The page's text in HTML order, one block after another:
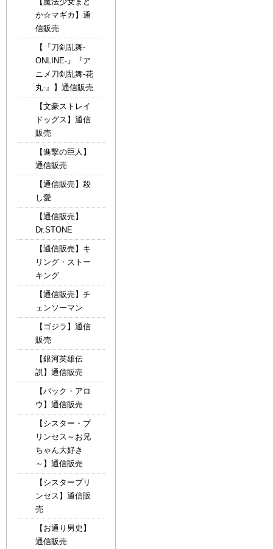
か☆マギカ】通
信販売
【『刀剣乱舞-
ONLINE-』『ア
ニメ刀剣乱舞-花
丸-』】通信販売
【文豪ストレイ
ドッグス】通信
販売
【進撃の巨人】
通信販売
【通信販売】殺
し愛
【通信販売】
Dr.STONE
【通信販売】キ
リング・ストー
キング
【通信販売】チ
ェンソーマン
【ゴジラ】通信
販売
【銀河英雄伝
説】通信販売
【バック・アロ
ウ】通信販売
【シスター・プ
リンセス～お兄
ちゃん大好き
～】通信販売
【シスタープリ
ンセス】通信販
売
【お通り男史】
通信販売